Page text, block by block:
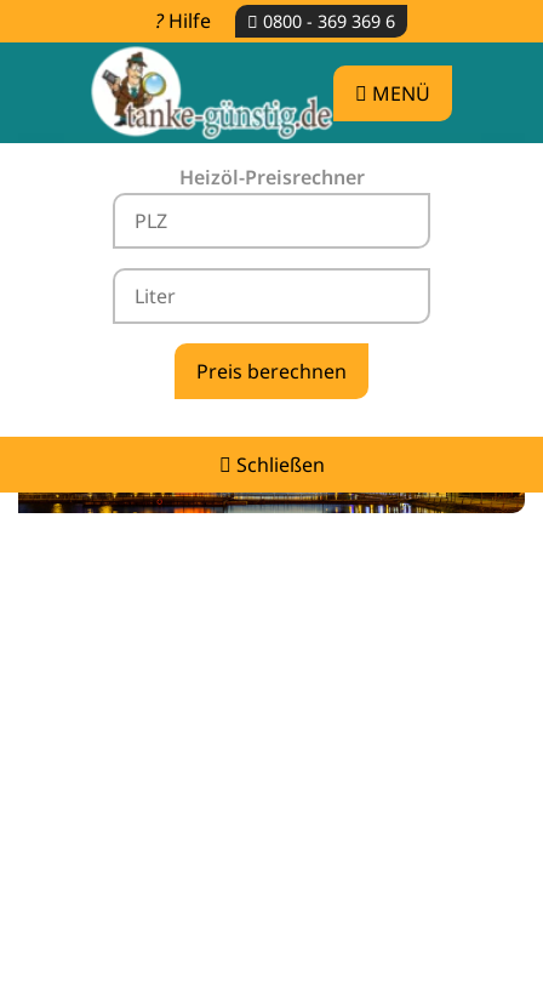
Hilfe 0800 - 369 369 6
MENÜ
Heizöl-Preisrechner
Schließen
Heizölpreise Kevelaer -
vergleichen & günstig tanken